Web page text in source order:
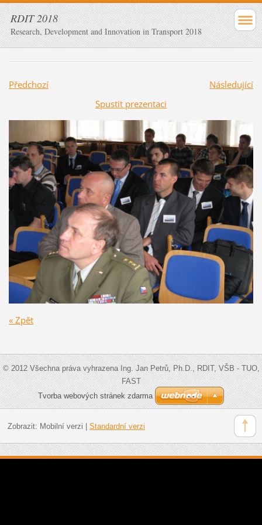
RDIT 2018
Research, Development and Innovation in Transport 2018
Předchozí
Následující
Spustit prezentaci
« Zpět
© 2012 Všechna práva vyhrazena Ing. Jan Petrů, Ph.D., RDIT, VŠB - TUO,
FAST
Tvorba webových stránek zdarma
Zobrazit: Mobilní verzi Standardní verzi